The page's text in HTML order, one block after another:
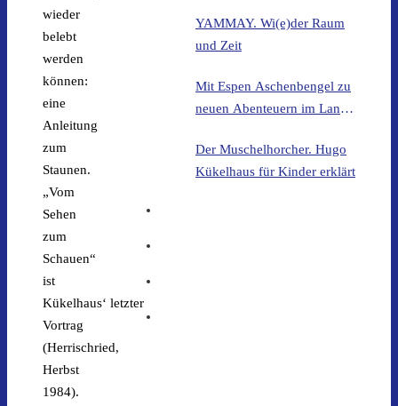
wieder
belebt
werden
können:
eine
Anleitung
zum
Staunen.
„Vom
Sehen
zum
Schauen“
ist
Kükelhaus‘ letzter
Vortrag
(Herrischried,
Herbst
1984).
YAMMAY. Wi(e)der Raum
und Zeit
Mit Espen Aschenbengel zu
neuen Abenteuern im Land
Der Muschelhorcher. Hugo
Kükelhaus für Kinder erklärt